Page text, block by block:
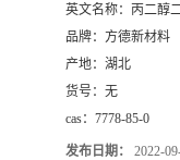
英文名称： 丙二醇
品牌： 方德新材料
产地： 湖北
货号： 无
cas： 7778-85-0
发布日期： 2022-